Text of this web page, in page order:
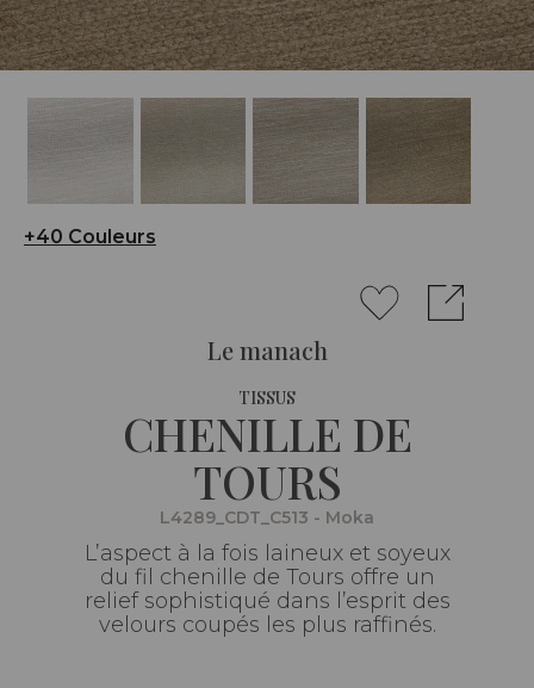
+40 Couleurs
Le manach
TISSUS
CHENILLE DE
TOURS
L4289_CDT_C513 - Moka
L’aspect à la fois laineux et soyeux
du fil chenille de Tours offre un
relief sophistiqué dans l’esprit des
velours coupés les plus raffinés.